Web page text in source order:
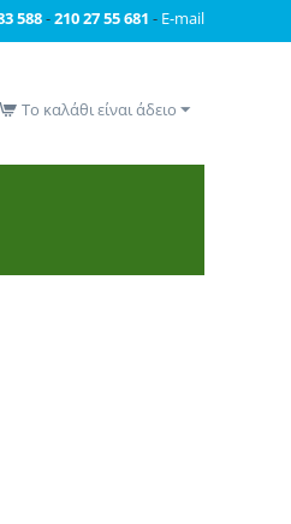
588-210 27 55 681 - E-mail
Το καλάθι είναι άδειο